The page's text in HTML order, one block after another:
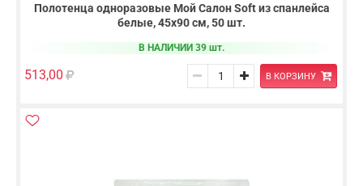
Полотенца одноразовые Мой Салон Soft из спанлейса
белые, 45х90 см, 50 шт.
В НАЛИЧИИ 39 шт.
513,00 В КОРЗИНУ